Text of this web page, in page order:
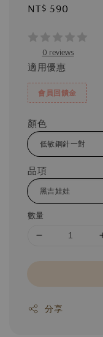
Regular
NT$ 590
0 reviews
適用優惠
會員回饋金
顏色
品項
數量
分享